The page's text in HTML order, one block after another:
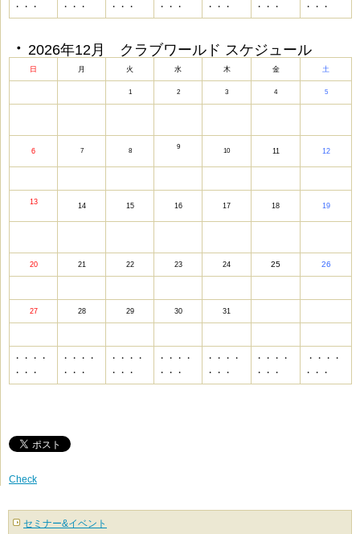
・・・
・・・
・・・
・・・
・・・
・・・
・・・
・ 2026年12月 クラブワールド スケジュール
日 月 火 水 木 金 土
1 2 3 4 5
6 7 8
9
10 11 12
13 14 15 16 17 18 19
20 21 22 23 24 25 26
27 28 29 30 31
・・・・
・・・
・・・・
・・・
・・・・
・・・
・・・・
・・・
・・・・
・・・
・・・・
・・・
・・・・
・・・
Check
セミナー&イベント